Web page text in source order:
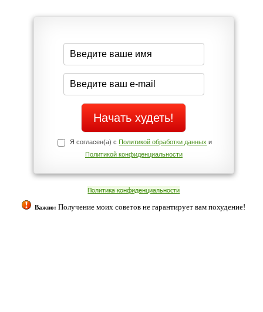
Проверь себя
середине дня?
Телефоны службы поддержки
+7 (909) 421-77-27
cookies. Оставаясь с нами, вы соглашаетесь с нашей
Согласен